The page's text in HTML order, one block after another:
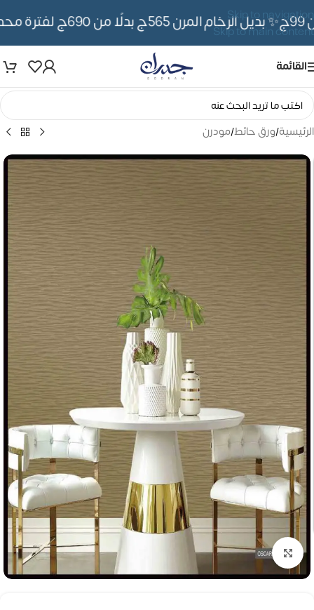
Skip to navigation
Skip to main content
✨ بديل الرخام المرن 565ج بدلًا من 690ج لفترة محدوده
القائمة
الرئيسية/ورق حائط/مودرن
تكبير الصورة